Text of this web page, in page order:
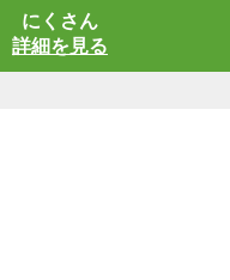
にくさん
詳細を見る